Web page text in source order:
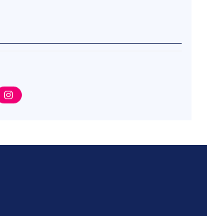
Instagram